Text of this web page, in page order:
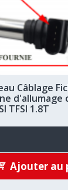
Câblage
d'allumage
TFSI 1.8T
Ajouter au